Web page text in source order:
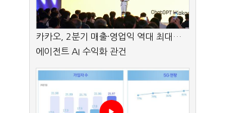
카카오, 2분기 매출·영업익 역대 최대…
에이전트 AI 수익화 관건